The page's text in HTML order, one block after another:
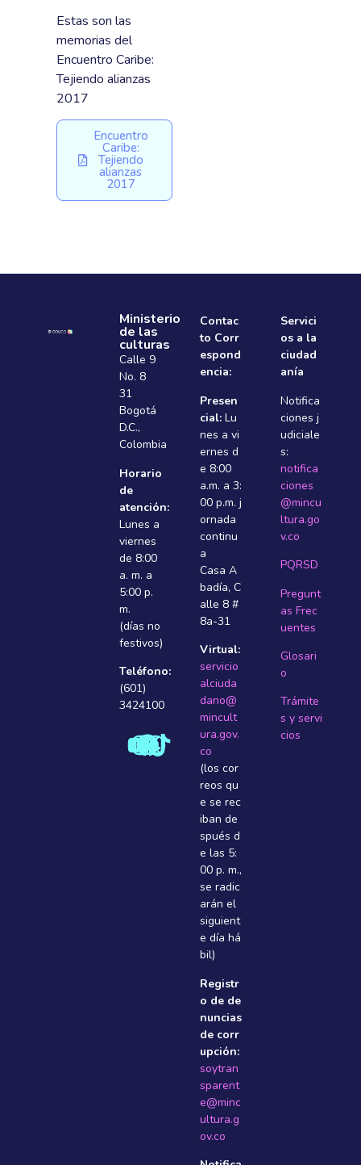
Estas son las
memorias del
Encuentro Caribe:
Tejiendo alianzas
2017
Encuentro
Caribe:
Tejiendo
alianzas
2017
Ministerio
de las
culturas
Calle 9
No. 8
31
Bogotá
D.C.,
Colombia
Horario
de
atención:
Lunes a
viernes
de 8:00
a. m. a
5:00 p.
m.
(días no
festivos)
Teléfono:
(601)
3424100
Contac
to Corr
espond
encia:
Presen
cial: Lu
nes a vi
ernes d
e 8:00
a.m. a 3:
00 p.m. j
ornada
continu
a
Casa A
badí­a, C
alle 8 #
8a-31
Virtual:
servicio
alciuda
dano@
mincult
ura.gov.
co
(los cor
reos qu
e se rec
iban de
spués d
e las 5:
00 p. m.,
se radic
arán el
siguient
e dí­a há
bil)
Registr
o de de
nuncias
de corr
upción:
soytran
sparent
e@minc
ultura.g
ov.co
Servici
os a la
ciudad
anía
Notifica
ciones j
udiciale
s:
notifica
ciones
@mincu
ltura.go
v.co
PQRSD
Pregunt
as Frec
uentes
Glosari
o
Trámite
s y servi
cios